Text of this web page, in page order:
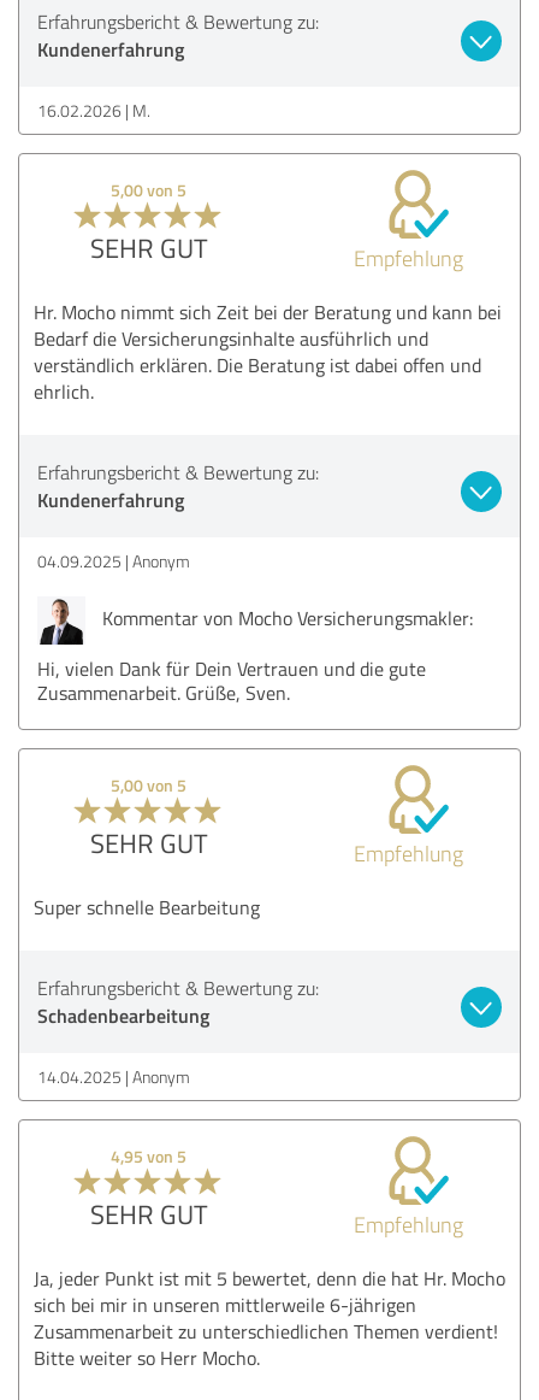
Erfahrungsbericht & Bewertung zu:
Kundenerfahrung
16.02.2026 M.
5,00 von 5
SEHR GUT Empfehlung
Hr. Mocho nimmt sich Zeit bei der Beratung und kann bei
Bedarf die Versicherungsinhalte ausführlich und
verständlich erklären. Die Beratung ist dabei offen und
ehrlich.
Erfahrungsbericht & Bewertung zu:
Kundenerfahrung
04.09.2025 Anonym
Kommentar von Mocho Versicherungsmakler:
Hi, vielen Dank für Dein Vertrauen und die gute
Zusammenarbeit. Grüße, Sven.
5,00 von 5
SEHR GUT Empfehlung
Super schnelle Bearbeitung
Erfahrungsbericht & Bewertung zu:
Schadenbearbeitung
14.04.2025 Anonym
4,95 von 5
SEHR GUT Empfehlung
Ja, jeder Punkt ist mit 5 bewertet, denn die hat Hr. Mocho
sich bei mir in unseren mittlerweile 6-jährigen
Zusammenarbeit zu unterschiedlichen Themen verdient!
Bitte weiter so Herr Mocho.